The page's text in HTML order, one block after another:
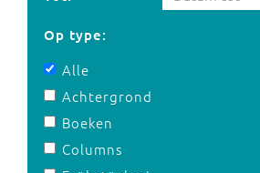
Op type:
Alle
Achtergrond
Boeken
Columns